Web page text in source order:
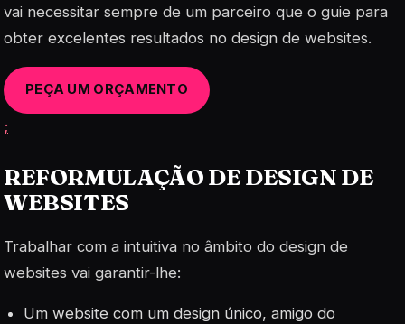
vai necessitar sempre de um parceiro que o guie para
obter excelentes resultados no design de websites.
PEÇA UM ORÇAMENTO
;
REFORMULAÇÃO DE DESIGN DE
WEBSITES
Trabalhar com a intuitiva no âmbito do design de
websites vai garantir-lhe:
Um website com um design único, amigo do